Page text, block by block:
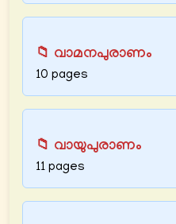
📁 വാമനപുരാണം
10 pages
📁 വായുപുരാണം
11 pages